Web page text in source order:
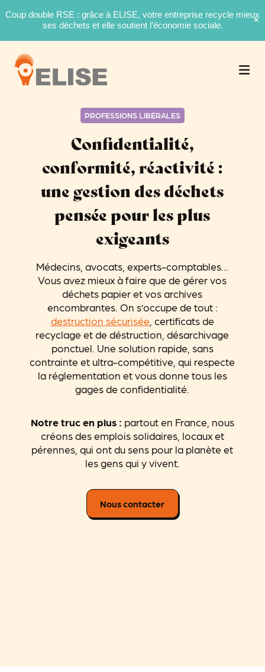
Coup double RSE : grâce à ELISE, votre entreprise recycle mieux
ses déchets et elle soutient l’économie sociale.
PROFESSIONS LIBÉRALES
Confidentialité,
conformité, réactivité :
une gestion des déchets
pensée pour les plus
exigeants
Médecins, avocats, experts-comptables…
Vous avez mieux à faire que de gérer vos
déchets papier et vos archives
encombrantes. On s’occupe de tout :
destruction sécurisée, certificats de
recyclage et de déstruction, désarchivage
ponctuel. Une solution rapide, sans
contrainte et ultra-compétitive, qui respecte
la réglementation et vous donne tous les
gages de confidentialité.
Notre truc en plus : partout en France, nous
créons des emplois solidaires, locaux et
pérennes, qui ont du sens pour la planète et
les gens qui y vivent.
Nous contacter